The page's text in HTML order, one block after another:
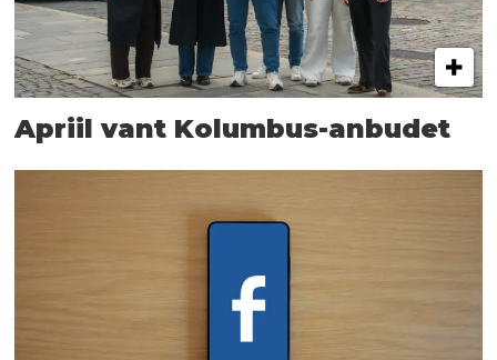
Apriil vant Kolumbus-anbudet